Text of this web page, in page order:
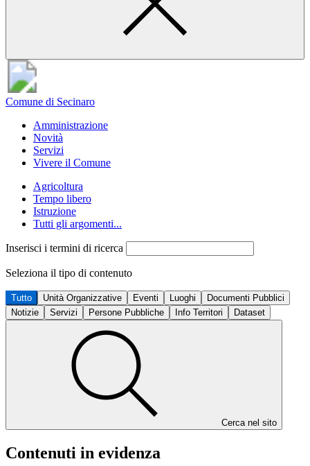
Comune di Secinaro
Amministrazione
Novità
Servizi
Vivere il Comune
Agricoltura
Tempo libero
Istruzione
Tutti gli argomenti...
Inserisci i termini di ricerca
Seleziona il tipo di contenuto
Tutto Unità Organizzative Eventi Luoghi
Documenti Pubblici
Notizie
Servizi Persone Pubbliche Info Territori Dataset
Cerca nel sito
Contenuti in evidenza